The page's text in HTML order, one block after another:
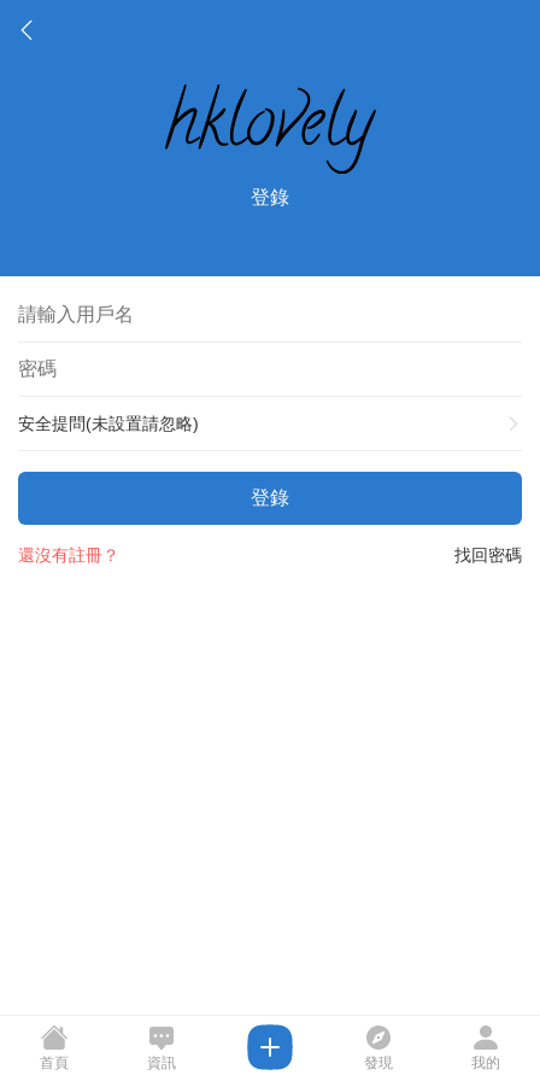
登錄
安全提問(未設置請忽略)
登錄
找回密碼
還沒有註冊？
首頁 資訊 發現 我的